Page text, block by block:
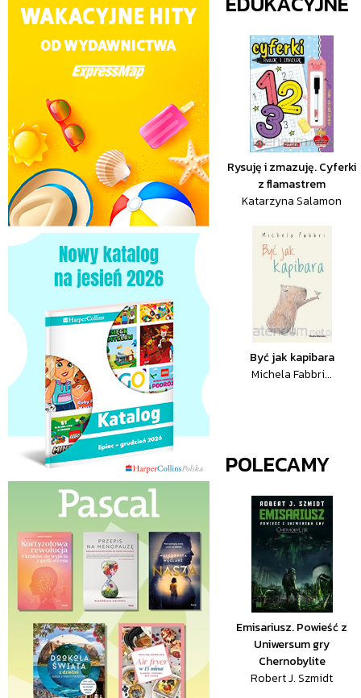
Rysuję i zmazuję. Cyferki
z flamastrem
Katarzyna Salamon
Być jak kapibara
Michela Fabbri...
POLECAMY
Emisariusz. Powieść z
Uniwersum gry
Chernobylite
Robert J. Szmidt